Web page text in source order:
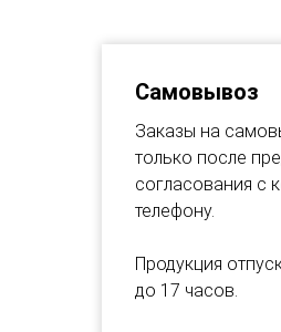
Самовывоз
Заказы на
только после
согласования с
телефону.
Продукция
до 17 часов.